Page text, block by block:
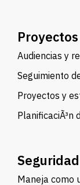
Proyectos
Audiencias y
Seguimiento
Proyectos y
PlanificaciÃ³n
Seguridad
Maneja como